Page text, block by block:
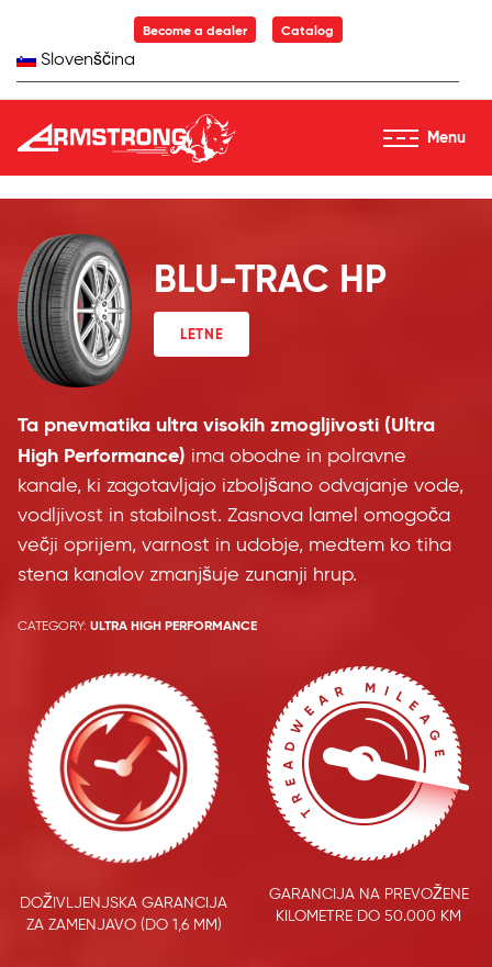
Skip to ContentBecome a dealer Catalog
Slovenščina
Armstrong Tyres homepage
Menu
BLU-TRAC HP
LETNE
Ta pnevmatika ultra visokih zmogljivosti (Ultra
High Performance) ima obodne in polravne
kanale, ki zagotavljajo izboljšano odvajanje vode,
vodljivost in stabilnost. Zasnova lamel omogoča
večji oprijem, varnost in udobje, medtem ko tiha
stena kanalov zmanjšuje zunanji hrup.
CATEGORY: ULTRA HIGH PERFORMANCE
DOŽIVLJENJSKA GARANCIJA
ZA ZAMENJAVO (DO 1,6 MM)
GARANCIJA NA PREVOŽENE
KILOMETRE DO 50.000 KM